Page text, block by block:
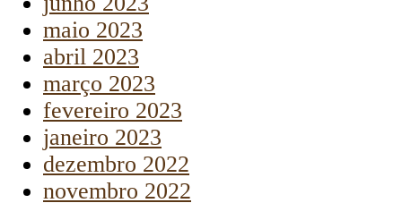
maio 2023
abril 2023
março 2023
fevereiro 2023
janeiro 2023
dezembro 2022
novembro 2022